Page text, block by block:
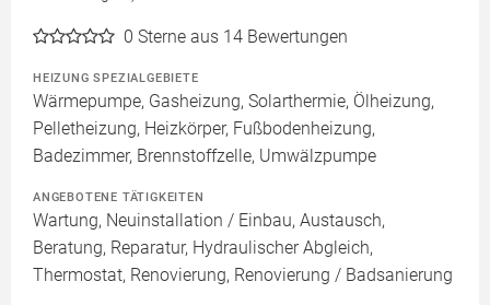
0 Sterne aus 14 Bewertungen
HEIZUNG SPEZIALGEBIETE
Wärmepumpe, Gasheizung, Solarthermie, Ölheizung,
Pelletheizung, Heizkörper, Fußbodenheizung,
Badezimmer, Brennstoffzelle, Umwälzpumpe
ANGEBOTENE TÄTIGKEITEN
Wartung, Neuinstallation / Einbau, Austausch,
Beratung, Reparatur, Hydraulischer Abgleich,
Thermostat, Renovierung, Renovierung / Badsanierung